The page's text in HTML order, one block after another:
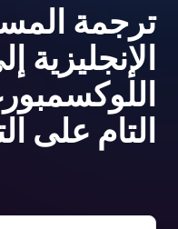
ترجمة
الإنجليزية
التام على